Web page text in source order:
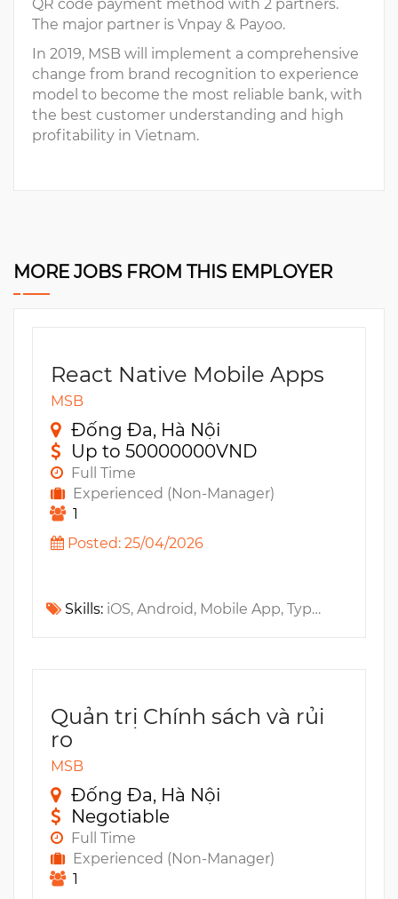
QR code payment method with 2 partners.
The major partner is Vnpay & Payoo.
In 2019, MSB will implement a comprehensive
change from brand recognition to experience
model to become the most reliable bank, with
the best customer understanding and high
profitability in Vietnam.
MORE JOBS FROM THIS EMPLOYER
React Native Mobile Apps
MSB
Đống Đa, Hà Nội
Up to 50000000VND
Full Time
Experienced (Non-Manager)
1
Posted: 25/04/2026
Skills: iOS, Android, Mobile App, TypeScript, OOP, Unit testing, JavaScript, HTML, CSS, Animation, React Native, SCSS, RESTful API
Quản trị Chính sách và rủi
ro
MSB
Đống Đa, Hà Nội
Negotiable
Full Time
Experienced (Non-Manager)
1